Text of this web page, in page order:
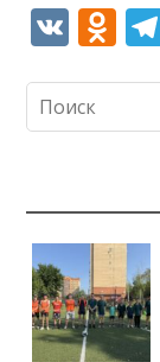
V O
o
as
s
ni
ki